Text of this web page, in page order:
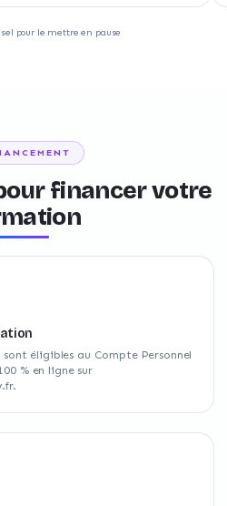
pour le mettre en pause
financer votre
éligibles au Compte Personnel
% en ligne sur